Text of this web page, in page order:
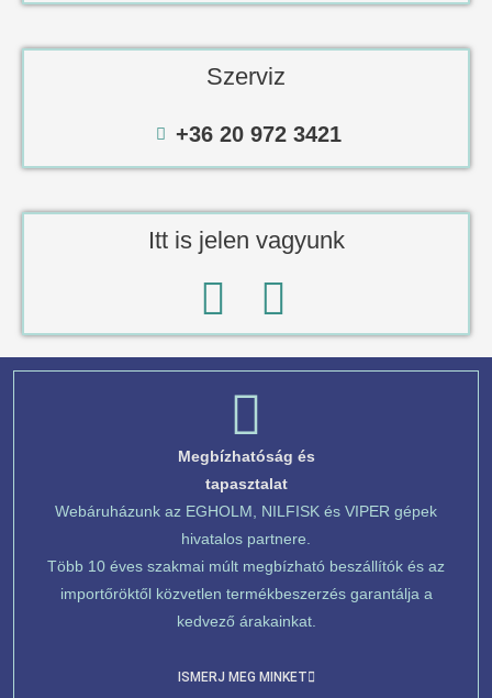
Szerviz
+36 20 972 3421
Itt is jelen vagyunk
Megbízhatóság és
tapasztalat
Webáruházunk az EGHOLM, NILFISK és VIPER gépek
hivatalos partnere.
Több 10 éves szakmai múlt megbízható beszállítók és az
importőröktől közvetlen termékbeszerzés garantálja a
kedvező árakainkat.
ISMERJ MEG MINKET